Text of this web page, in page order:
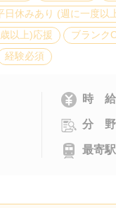
日休みあり (週に一度以
以上)応援 ブランク
経験必須
時 給
分 野
最寄駅